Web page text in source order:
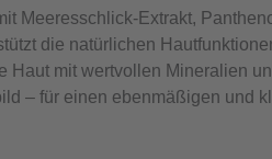
Meeresschlick-Extrakt,
die natürlichen
Haut mit wertvollen Mineralien
– für einen ebenmäßigen und